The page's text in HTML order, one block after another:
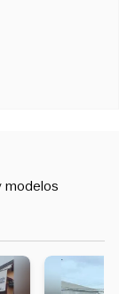
modelos